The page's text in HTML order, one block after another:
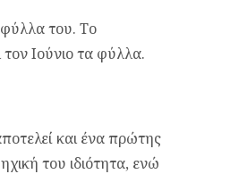
του. Το
Ιούνιο τα φύλλα.
και ένα πρώτης
του ιδιότητα, ενώ